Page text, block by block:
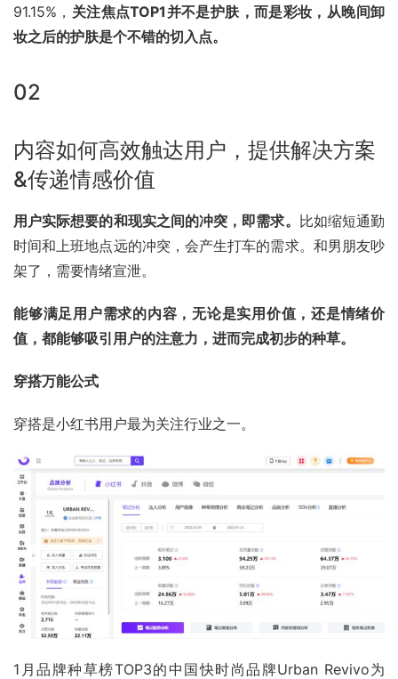
91.15%， 关注焦点TOP1并不是护肤，而是彩妆，从晚间卸
妆之后的护肤是个不错的切入点。
02
内容如何高效触达用户，提供解决方案
&传递情感价值
用户实际想要的和现实之间的冲突，即需求。 比如缩短通勤
时间和上班地点远的冲突，会产生打车的需求。和男朋友吵
架了，需要情绪宣泄。
能够满足用户需求的内容，无论是实用价值，还是情绪价
值，都能够吸引用户的注意力，进而完成初步的种草。
穿搭万能公式
穿搭是小红书用户最为关注行业之一。
1月品牌种草榜TOP3的中国快时尚品牌Urban Revivo为